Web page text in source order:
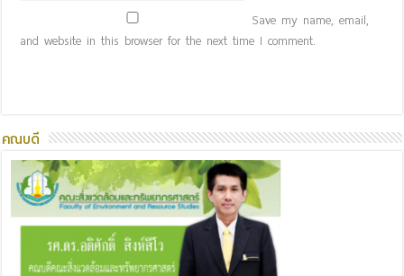
Save my name, email,
and website in this browser for the next time I comment.
คณบดี